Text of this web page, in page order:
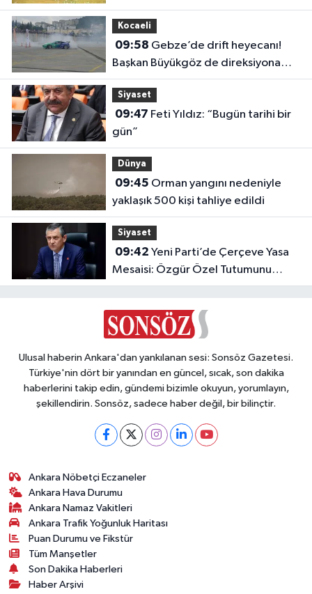
Kocaeli
09:58
Başkan Büyükgöz de direksiyona
geçti
Siyaset
09:47
gün”
Dünya
09:45
yaklaşık 500 kişi tahliye edildi
Siyaset
09:42
Mesaisi: Özgür Özel Tutumunu
Açıklayacak!
Ulusal haberin Ankara'dan yankılanan sesi: Sonsöz Gazetesi.
Türkiye'nin dört bir yanından en güncel, sıcak, son dakika
haberlerini takip edin, gündemi bizimle okuyun, yorumlayın,
şekillendirin. Sonsöz, sadece haber değil, bir bilinçtir.
Ankara Nöbetçi Eczaneler
Ankara Hava Durumu
Ankara Namaz Vakitleri
Ankara Trafik Yoğunluk Haritası
Puan Durumu ve Fikstür
Tüm Manşetler
Son Dakika Haberleri
Haber Arşivi